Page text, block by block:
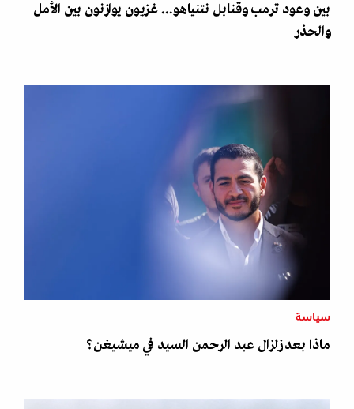
بين وعود ترمب وقنابل نتنياهو... غزيون يوازنون بين الأمل
والحذر
سياسة
ماذا بعد زلزال عبد الرحمن السيد في ميشيغن؟